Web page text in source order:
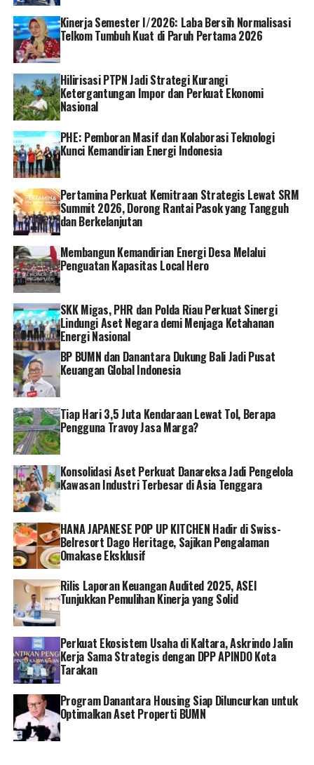
kepercayaan, yaitu sangat terpercaya (85-100),
terpercaya (70-84), dan cukup terpercaya (55-69).
*Dua Penghargaan Diboyong PTBA dari Ajang Top
Digital 2022
Di penghujung 2022 ini, PTBA juga berhasil memperoleh
penghargaan dari ajang Top Digital 2022, yaitu Top
Digital Implementation Level Stars 5. Selain itu,
Direktur Utama PTBA Arsal Ismail juga meraih
penghargaan Top Leader on Digital Implementation
2022 pada acara Top Digital 2022 yang digelar oleh It
Works di Hotel Raffles Jakarta, Kamis (14/12).
Top Digital Awards merupakan kegiatan pembelajaran
dan penghargaan tertinggi di bidang teknologi digital
(IT dan telekomunikasi) terbesar di Indonesia. PTBA
dinilai berhasil dalam implementasi dan pemanfaatan
teknologi digital.
Direktur Utama PTBA Arsal Ismail mengatakan,
pihaknya merasa bangga dan berterima kasih atas
penghargaan yang diberikan kepada PTBA. Ke depan,
PTBA akan terus mendorong digitalisasi agar kinerja
korporasi semakin cemerlang.
“Prestasi yang diraih ini memotivasi kami untuk terus
melakukan transformasi digital, yang merupakan bagian
dari langkah PTBA dalam menjalankan Good Mining
Practice. Penggunaan teknologi digital juga
meningkatkan efisiensi dan keberlangsungan usaha,”
ujar Arsal.
PTBA telah melakukan digitalisasi dalam operasional
pertambangan. Sejak 2020, PTBA memiliki aplikasi
CISEA (Corporate Information System and Enterprise
Application) untuk memantau aktivitas pertambangan
secara real time melalui ponsel.
Aplikasi CISEA mengintegrasikan beberapa sistem
sekaligus, yaitu Automation & SCADA System
Integration, Bukit Asam Mine Dispatch Optimation
System, Automatic Train Loading Station, Slope
Stability Radar (SSR), Digital Telemetri, Sistem
Pemantauan Air Terintegrasi (SPARING), hingga
Corporate Social Responsibility (CSR). PTBA masih terus
Kinerja Semester I/2026: Laba Bersih Normalisasi
Telkom Tumbuh Kuat di Paruh Pertama 2026
Hilirisasi PTPN Jadi Strategi Kurangi
Ketergantungan Impor dan Perkuat Ekonomi
Nasional
PHE: Pemboran Masif dan Kolaborasi Teknologi
Kunci Kemandirian Energi Indonesia
Pertamina Perkuat Kemitraan Strategis Lewat SRM
Summit 2026, Dorong Rantai Pasok yang Tangguh
dan Berkelanjutan
Membangun Kemandirian Energi Desa Melalui
Penguatan Kapasitas Local Hero
SKK Migas, PHR dan Polda Riau Perkuat Sinergi
Lindungi Aset Negara demi Menjaga Ketahanan
Energi Nasional
BP BUMN dan Danantara Dukung Bali Jadi Pusat
Keuangan Global Indonesia
Tiap Hari 3,5 Juta Kendaraan Lewat Tol, Berapa
Pengguna Travoy Jasa Marga?
Konsolidasi Aset Perkuat Danareksa Jadi Pengelola
Kawasan Industri Terbesar di Asia Tenggara
HANA JAPANESE POP UP KITCHEN Hadir di Swiss-
Belresort Dago Heritage, Sajikan Pengalaman
Omakase Eksklusif
Rilis Laporan Keuangan Audited 2025, ASEI
Tunjukkan Pemulihan Kinerja yang Solid
Perkuat Ekosistem Usaha di Kaltara, Askrindo Jalin
Kerja Sama Strategis dengan DPP APINDO Kota
Tarakan
Program Danantara Housing Siap Diluncurkan untuk
Optimalkan Aset Properti BUMN